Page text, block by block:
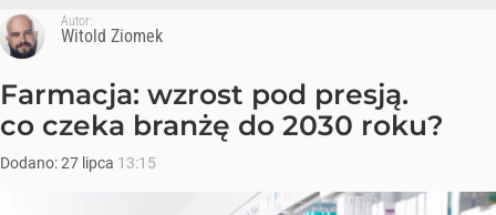
Autor:
Witold Ziomek
Farmacja: wzrost pod presją.
co czeka branżę do 2030 roku?
Dodano:27 lipca 13:15